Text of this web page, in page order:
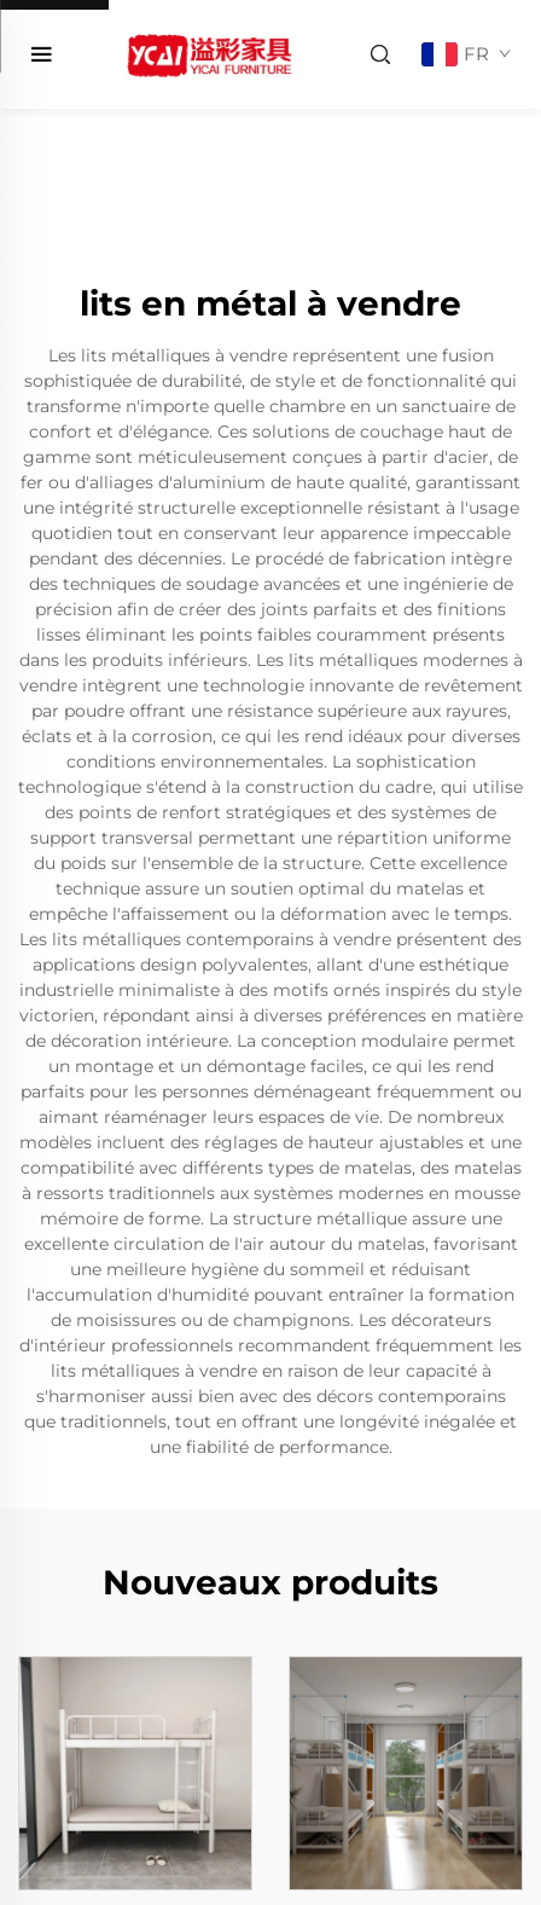
FR
lits en métal à vendre
Les lits métalliques à vendre représentent une fusion
sophistiquée de durabilité, de style et de fonctionnalité qui
transforme n'importe quelle chambre en un sanctuaire de
confort et d'élégance. Ces solutions de couchage haut de
gamme sont méticuleusement conçues à partir d'acier, de
fer ou d'alliages d'aluminium de haute qualité, garantissant
une intégrité structurelle exceptionnelle résistant à l'usage
quotidien tout en conservant leur apparence impeccable
pendant des décennies. Le procédé de fabrication intègre
des techniques de soudage avancées et une ingénierie de
précision afin de créer des joints parfaits et des finitions
lisses éliminant les points faibles couramment présents
dans les produits inférieurs. Les lits métalliques modernes à
vendre intègrent une technologie innovante de revêtement
par poudre offrant une résistance supérieure aux rayures,
éclats et à la corrosion, ce qui les rend idéaux pour diverses
conditions environnementales. La sophistication
technologique s'étend à la construction du cadre, qui utilise
des points de renfort stratégiques et des systèmes de
support transversal permettant une répartition uniforme
du poids sur l'ensemble de la structure. Cette excellence
technique assure un soutien optimal du matelas et
empêche l'affaissement ou la déformation avec le temps.
Les lits métalliques contemporains à vendre présentent des
applications design polyvalentes, allant d'une esthétique
industrielle minimaliste à des motifs ornés inspirés du style
victorien, répondant ainsi à diverses préférences en matière
de décoration intérieure. La conception modulaire permet
un montage et un démontage faciles, ce qui les rend
parfaits pour les personnes déménageant fréquemment ou
aimant réaménager leurs espaces de vie. De nombreux
modèles incluent des réglages de hauteur ajustables et une
compatibilité avec différents types de matelas, des matelas
à ressorts traditionnels aux systèmes modernes en mousse
mémoire de forme. La structure métallique assure une
excellente circulation de l'air autour du matelas, favorisant
une meilleure hygiène du sommeil et réduisant
l'accumulation d'humidité pouvant entraîner la formation
de moisissures ou de champignons. Les décorateurs
d'intérieur professionnels recommandent fréquemment les
lits métalliques à vendre en raison de leur capacité à
s'harmoniser aussi bien avec des décors contemporains
que traditionnels, tout en offrant une longévité inégalée et
une fiabilité de performance.
Nouveaux produits